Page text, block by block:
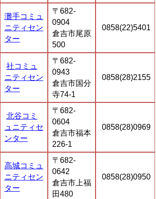
灘手コミュ
ニティセン
ター
〒682-
0904
倉吉市尾原
500
0858(22)5401
社コミュ
ニティセン
ター
〒682-
0943
倉吉市国分
寺74-1
0858(28)2155
北谷コミ
ュニティセ
ンター
〒682-
0604
倉吉市福本
226-1
0858(28)0969
高城コミュ
ニティセン
ター
〒682-
0642
倉吉市上福
田480
0858(28)0950